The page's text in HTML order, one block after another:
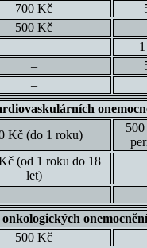
700 Kč
500 Kč
–
–
–
Kč (do 1 roku)
(od 1 roku do 18
let)
–
onkologických onemocnění
500 Kč